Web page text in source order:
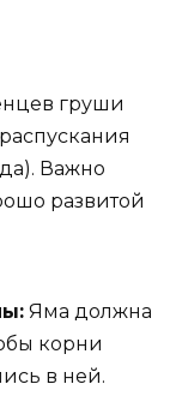
груши
Важно
развитой
Яма должна
корни
в ней.